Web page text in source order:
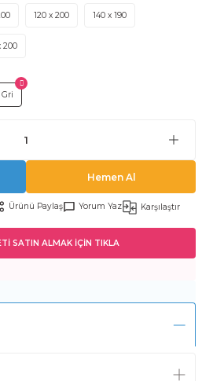
120 x 200 140 x 190
200
Gri
Hemen Al
Ürünü Paylaş Yorum Yaz Karşılaştır
SATIN ALMAK İÇİN TIKLA